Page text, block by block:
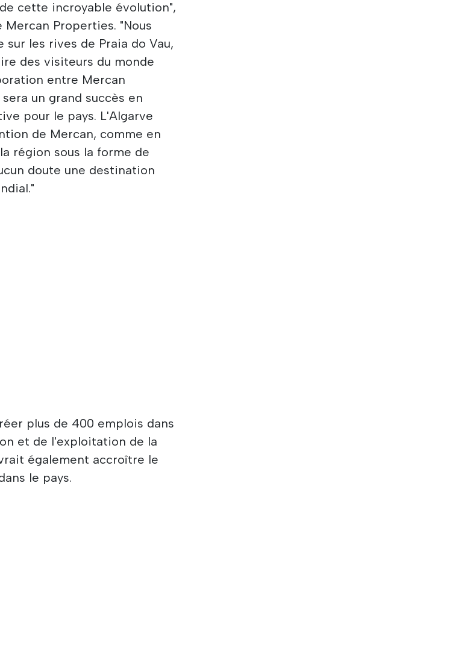
cette incroyable évolution",
Properties. "Nous
les rives de Praia do Vau,
des visiteurs du monde
entre Mercan
un grand succès en
pour le pays. L'Algarve
de Mercan, comme en
région sous la forme de
doute une destination
plus de 400 emplois dans
et de l'exploitation de la
également accroître le
le pays.